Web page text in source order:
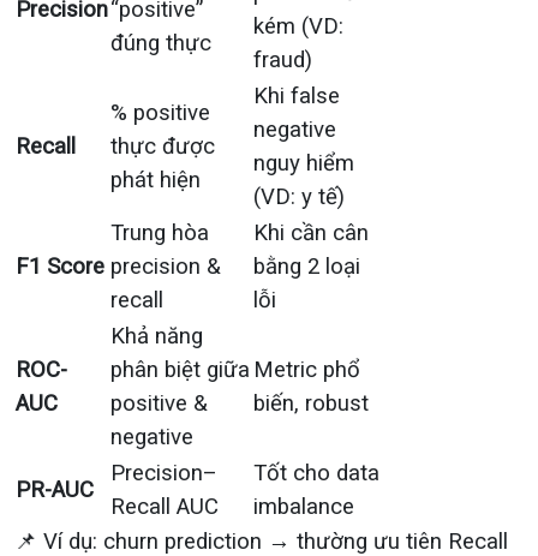
Precision“positive”
đúng thực
kém (VD:
fraud)
Recall
% positive
thực được
phát hiện
Khi false
negative
nguy hiểm
(VD: y tế)
F1 Score
Trung hòa
precision &
recall
Khi cần cân
bằng 2 loại
lỗi
ROC-
AUC
Khả năng
phân biệt giữa
positive &
negative
Metric phổ
biến, robust
PR-AUC
Precision–
Recall AUC
Tốt cho data
imbalance
📌 Ví dụ: churn prediction → thường ưu tiên Recall